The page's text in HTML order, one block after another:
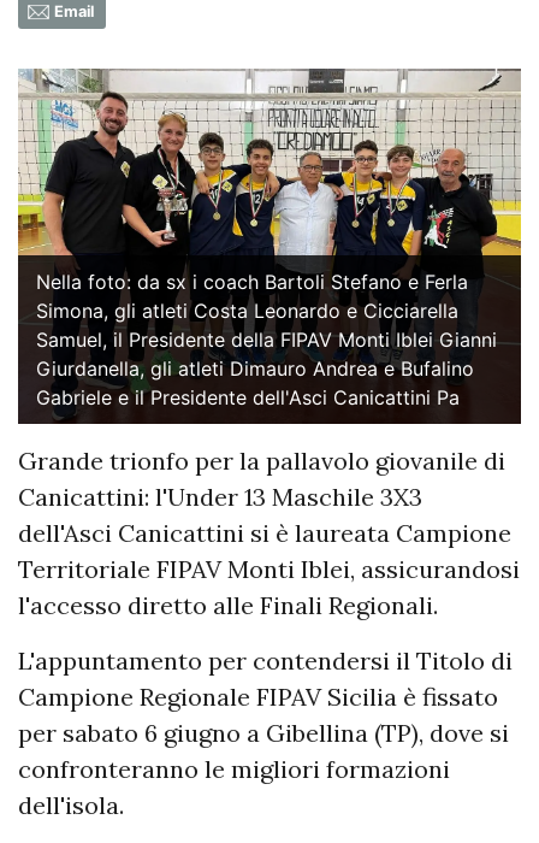
Email
Nella foto: da sx i coach Bartoli Stefano e Ferla
Simona, gli atleti Costa Leonardo e Cicciarella
Samuel, il Presidente della FIPAV Monti Iblei Gianni
Giurdanella, gli atleti Dimauro Andrea e Bufalino
Gabriele e il Presidente dell'Asci Canicattini Pa
Grande trionfo per la pallavolo giovanile di
Canicattini: l'Under 13 Maschile 3X3
dell'Asci Canicattini si è laureata Campione
Territoriale FIPAV Monti Iblei, assicurandosi
l'accesso diretto alle Finali Regionali.
L'appuntamento per contendersi il Titolo di
Campione Regionale FIPAV Sicilia è fissato
per sabato 6 giugno a Gibellina (TP), dove si
confronteranno le migliori formazioni
dell'isola.